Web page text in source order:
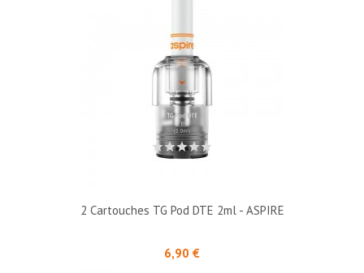
2 Cartouches TG Pod DTE 2ml - ASPIRE
6,90 €